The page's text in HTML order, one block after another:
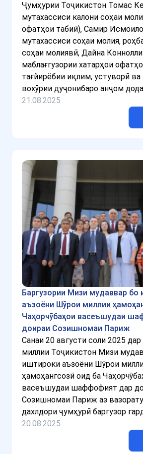
Ҷумҳурии Тоҷикистон Томас
мутахассиси калони соҳаи
офатҳои табиӣ), Самир
мутахассиси соҳаи молия,
соҳаи молиявӣ, Дайна
маблағгузории хатарҳои
тағйирёбии иқлим, устуворӣ
вохӯрии дуҷонибаро анҷом
21.08.2025
Баргузории Мизи мудаввар бо
аъзоёни Шӯрои миллии
Чаҳорчӯбаҳои васеъшудаи
доираи Созишномаи Париж
Санаи 20 августи соли 2025
миллии Тоҷикистон Мизи
иштироки аъзоёни Шӯрои
ҳамоҳангсозӣ оид ба
васеъшудаи шаффофият дар
Созишномаи Париж аз
дахлдори ҷумҳурӣ баргузор
20.08.2025